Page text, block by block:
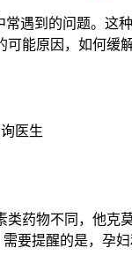
遇到的问题。
能原因，如何缓
医生
药物不同，他
要提醒的是，孕